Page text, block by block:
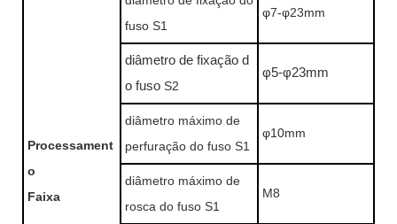
Processament
o
Faixa
fuso S1
φ7-φ23mm
diâmetro de fixação d
o fuso S2
φ5-φ23mm
diâmetro máximo de
perfuração do fuso S1
φ10mm
diâmetro máximo de
rosca do fuso S1
M8